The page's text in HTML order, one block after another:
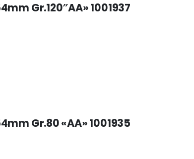
Gr.120″AA» 1001937
Gr.80 «AA» 1001935